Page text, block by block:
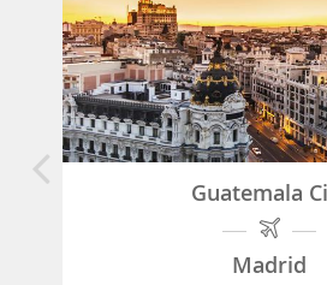
Guatemala
Madrid